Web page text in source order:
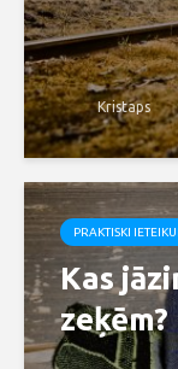
Kristaps
PRAKTISKI
Kas
zeķēm?